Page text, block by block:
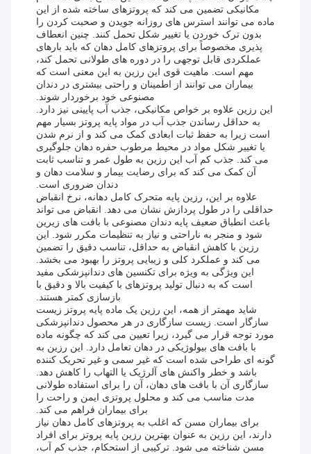
مکانیکی تضمین می کند که پروتزهای ساخته شده از این
ماده می توانند استرس های روزانه جویدن و صحبت کردن را
بدون ترک خوردن یا تغییر شکل تحمل کنند. چنین انعطاف
پذیری مخصوصاً برای پروتزهای کامل دهان که باید بارهای
عملکردی قابل توجهی را در دوره های طولانی تحمل کند،
مهم است. ماهیت قوی این رزین به این معنی است که
بیماران می توانند از اطمینان و راحتی بیشتری در دندان
مصنوعی خود برخوردار شوند.
این رزین علاوه بر خواص مکانیکی، جذب آب پایینی نیز دارد.
به حداقل رساندن جذب آب در مواد پایه پروتز بسیار مهم
است زیرا به حفظ ثبات ابعادی کمک می کند و از نرم شدن
یا تغییر شکل مواد در محیط مرطوب حفره دهان جلوگیری
می کند. جذب کم آب این رزین به طول عمر و تناسب ثابت
آن کمک می کند که برای رضایت بیمار و سلامت دهان و
دندان ضروری است.
علاوه بر این، رزین پایه متحرک کامل دهانه، نرخ انقباض
حداقلی را در طول پردازش نشان می دهد. انقباض می تواند
باعث انطباق ضعیف پایه دندان مصنوعی با بافت های زیرین
شود و منجر به ناراحتی و نیاز به تنظیمات مکرر شود. این
رزین با کاهش انقباض به حداقل، تناسب دقیق را تضمین
می کند و عملکرد کلی و زیبایی پروتز را بهبود می بخشد.
این ویژگی به ویژه برای تکنسین های دندانپزشکی مفید
است که به دنبال تولید پروتزهای با کیفیت بالا و دقیق با
بازسازی کمتر هستند.
شاید مهمتر از همه، این رزین یک ماده پایه پروتز زیست
سازگار است. زیست سازگاری در هر محصول دندانپزشکی
مورد توجه قرار می گیرد، زیرا تعیین می کند که چگونه ماده
با بافت های بیولوژیکی در دهان تعامل دارد. این رزین به
گونه ای طراحی شده است که غیر سمی و غیر تحریک کننده
باشد و خطر واکنش های آلرژیک یا التهاب را کاهش دهد.
سازگاری آن با بافت های دهان، آن را برای استفاده طولانی
مدت مناسب می کند و محلول پروتزی ایمن و راحت را
برای بیماران فراهم می کند.
برای بیماران مسن که اغلب به پروتزهای کامل دهان نیاز
دارند، این رزین به عنوان بهترین رزین پایه پروتز برای افراد
مسن شناخته می شود. ترکیبی از استحکام، جذب کم آب،